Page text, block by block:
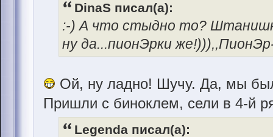
DinaS писал(а):
:-) А что стыдно то?
ну да...пионЭрки
Ой, ну ладно! Шучу. Да, мы
Пришли с биноклем, сели в 4-й
Legenda писал(а):